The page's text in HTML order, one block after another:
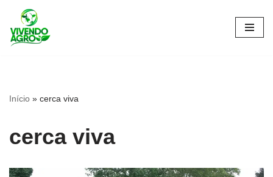
Pular
para
Início » cerca viva
cerca viva